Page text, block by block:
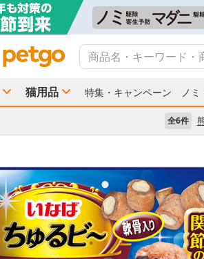
猫用品 特集・キャンペーン ノ
全6件